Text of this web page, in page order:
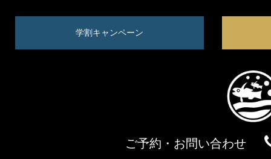
学割キャンペーン
ご予約・お問い合わせ